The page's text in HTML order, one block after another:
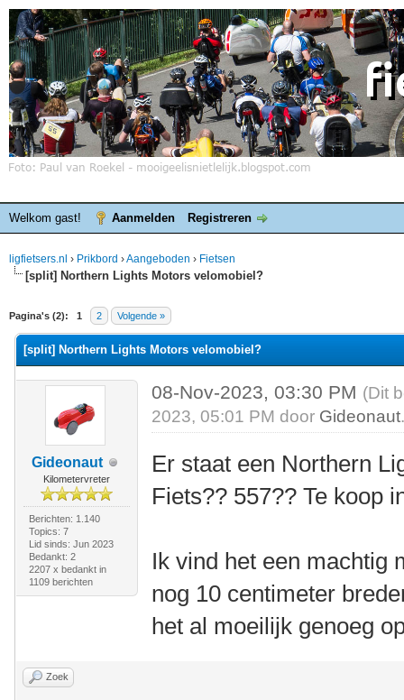
Welkom gast! Aanmelden Registreren
ligfietsers.nl › Prikbord ›Aangeboden › Fietsen
[split] Northern Lights Motors velomobiel?
Pagina's (2): 1 2 Volgende »
waardering is 0
[split] Northern Lights Motors velomobiel?
Gideonaut
Kilometervreter
Berichten: 1.140
Topics: 7
Lid sinds: Jun 2023
Bedankt: 2
2207 x bedankt in
1109 berichten
08-Nov-2023, 03:30 PM (Dit
2023, 05:01 PM door Gideonaut
Er staat een Northern
Fiets?? 557?? Te koop
Ik vind het een machtig
nog 10 centimeter
het al moeilijk genoeg
Zoek